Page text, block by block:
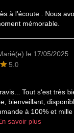
à l'écoute . Nous
mémorable.
le 17/05/2025
5.0
Tout s'est très
bienveillant,
à 100% et
savoir plus